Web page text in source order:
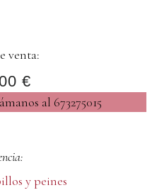
venta:
€
al 673275015
y peines